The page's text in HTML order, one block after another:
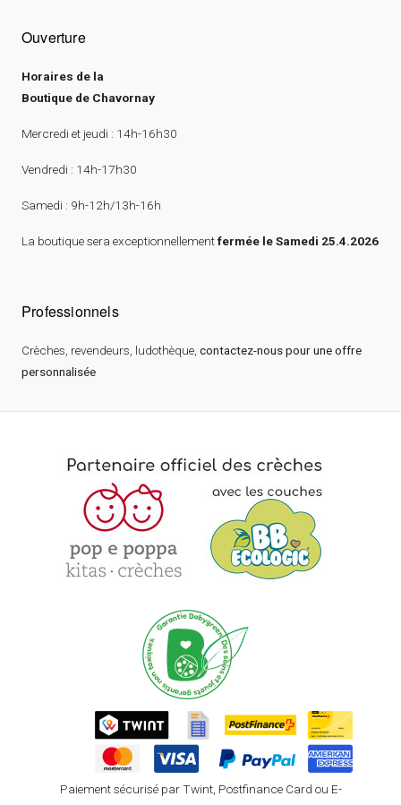
Ouverture
Horaires de la
Boutique de Chavornay
Mercredi et jeudi : 14h-16h30
Vendredi : 14h-17h30
Samedi : 9h-12h/13h-16h
La boutique sera exceptionnellementfermée le Samedi 25.4.2026
Professionnels
Crèches, revendeurs, ludothèque, contactez-nous pour une offre
personnalisée
Paiement sécurisé par Twint, Postfinance Card ou E-